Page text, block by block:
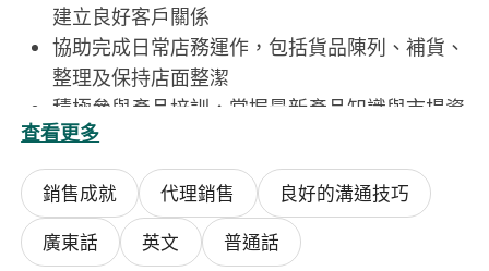
建立良好客戶關係
協助完成日常店務運作，包括貨品陳列、補貨、
整理及保持店面整潔
積極參與產品培訓，掌握最新產品知識與市場資
訊
工作時間8小時 (10:30-19:30 / 11:30-20:30)，需
輪班，每月6天例假
查看更多
銷售成就 代理銷售
良好的溝通技巧
廣東話
英文 普通話